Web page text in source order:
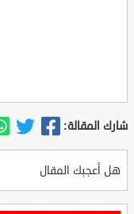
شارك المقالة:
هل أعجبك المقال